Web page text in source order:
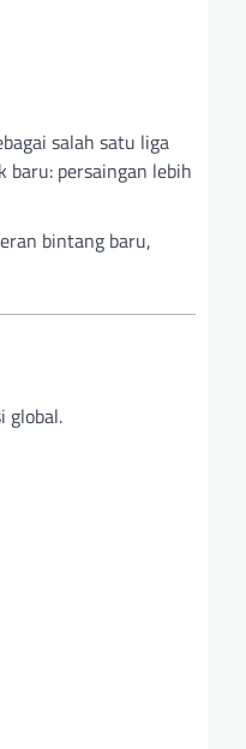
salah satu liga
baru: persaingan lebih
bintang baru,
global.